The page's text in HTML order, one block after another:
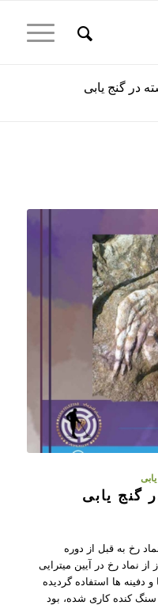
در گنج یابی
گنج یابی
رخ به قبل از دوره
از نماد رخ در آیین میترایی
و دفینه ها استفاده گردیده
کنده کاری شده، بود